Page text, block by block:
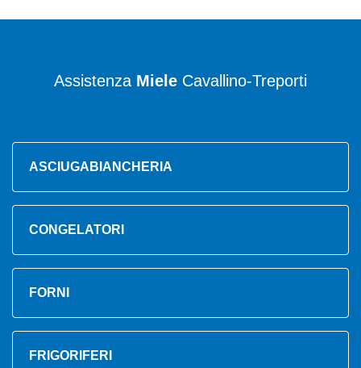
Assistenza Miele Cavallino-Treporti
ASCIUGABIANCHERIA
CONGELATORI
FORNI
FRIGORIFERI